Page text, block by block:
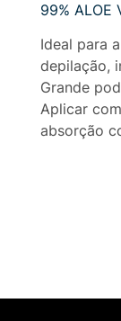
99% ALOE
Ideal para
depilação,
Grande
Aplicar
absorção